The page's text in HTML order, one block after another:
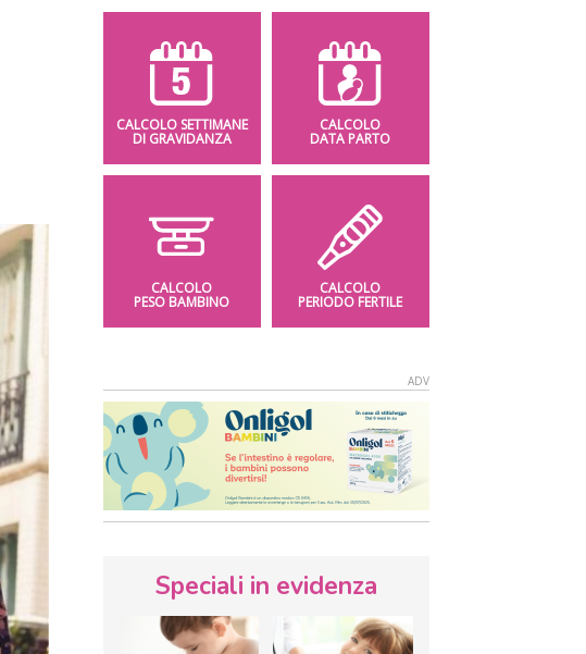
CALCOLO SETTIMANE
DI GRAVIDANZA
CALCOLO
DATA PARTO
CALCOLO
PESO BAMBINO
CALCOLO
PERIODO FERTILE
Speciali in evidenza